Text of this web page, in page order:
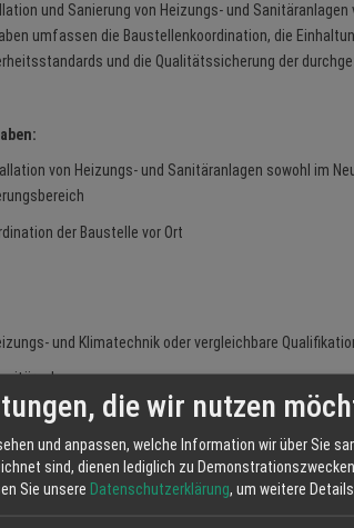
und Sanierung von Heizungs- und
umfassen die Baustellenkoordination, die
und die Qualitätssicherung der
von Heizungs- und Sanitäranlagen sowohl im
der Baustelle vor Ort
und Klimatechnik oder vergleichbare
die wir nutzen
und anpassen, welche Information wir über Sie
sind, dienen lediglich zu
Sie unsere Datenschutzerklärung, um weitere